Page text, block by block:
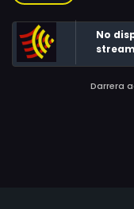
No
Darrera